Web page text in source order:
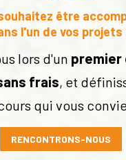
être
l'un de vos projets
lors d'un premier
frais, et
qui vous
RENCONTRONS-NOUS